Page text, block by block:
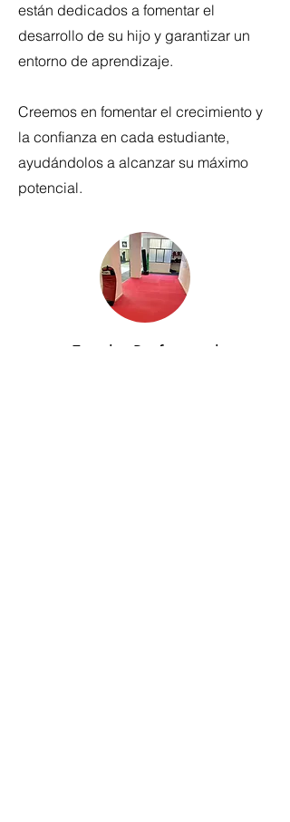
están dedicados a fomentar el
desarrollo de su hijo y garantizar un
entorno de aprendizaje.
Creemos en fomentar el crecimiento y
la confianza en cada estudiante,
ayudándolos a alcanzar su máximo
potencial.
Estudio Profesional